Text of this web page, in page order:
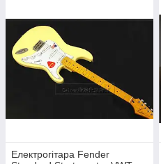
Електрогітара Fender